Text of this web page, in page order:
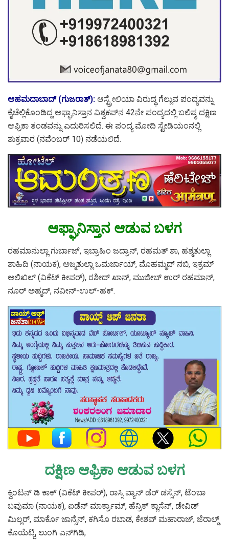
ಅಹಮದಾಬಾದ್ (ಗುಜರಾತ್): ಆಸ್ಟ್ರೇಲಿಯಾ ವಿರುದ್ಧ ಗೆಲ್ಲುವ ಪಂದ್ಯವನ್ನು
ಕೈಚೆಲ್ಲಿಕೊಂಡಿದ್ದ ಅಫ್ಘಾನಿಸ್ತಾನ ವಿಶ್ವಕಪ್‌ನ 42ನೇ ಪಂದ್ಯದಲ್ಲಿ ಬಲಿಷ್ಠ ದಕ್ಷಿಣ
ಆಫ್ರಿಕಾ ತಂಡವನ್ನು ಎದುರಿಸಲಿದೆ. ಈ ಪಂದ್ಯ ಮೋದಿ ಸ್ಟೇಡಿಯಂನಲ್ಲಿ
ಶುಕ್ರವಾರ (ನವೆಂಬರ್ 10) ನಡೆಯಲಿದೆ.
ಆಫ್ಘಾನಿಸ್ತಾನ ಆಡುವ ಬಳಗ
ರಹಮಾನುಲ್ಲಾ ಗುರ್ಬಾಜ್, ಇಬ್ರಾಹಿಂ ಜದ್ರಾನ್, ರಹಮತ್ ಶಾ, ಹಶ್ಮತುಲ್ಲಾ
ಶಾಹಿದಿ (ನಾಯಕ), ಅಜ್ಮತುಲ್ಲಾ ಒಮರ್ಜಾಯ್, ಮೊಹಮ್ಮದ್ ನಬಿ, ಇಕ್ರಮ್
ಅಲಿಖಿಲ್ (ವಿಕೆಟ್ ಕೀಪರ್), ರಶೀದ್ ಖಾನ್, ಮುಜೀಬ್ ಉರ್ ರಹಮಾನ್,
ನೂರ್ ಅಹ್ಮದ್, ನವೀನ್-ಉಲ್-ಹಕ್.
ದಕ್ಷಿಣ ಆಫ್ರಿಕಾ ಆಡುವ ಬಳಗ
ಕ್ವಿಂಟನ್ ಡಿ ಕಾಕ್ (ವಿಕೆಟ್ ಕೀಪರ್), ರಾಸ್ಸಿ ವ್ಯಾನ್ ಡೆರ್ ಡಸ್ಸೆನ್, ಟೆಂಬಾ
ಬವುಮಾ (ನಾಯಕ), ಐಡೆನ್ ಮಾರ್ಕ್ರಾಮ್, ಹೆನ್ರಿಕ್ ಕ್ಲಾಸೆನ್, ಡೇವಿಡ್
ಮಿಲ್ಲರ್, ಮಾರ್ಕೊ ಜಾನ್ಸೆನ್, ಕಗಿಸೊ ರಬಾಡ, ಕೇಶವ್ ಮಹಾರಾಜ್, ಜೆರಾಲ್ಡ್
ಕೊಯೆಟ್ಜಿ, ಲುಂಗಿ ಎನ್‌ಗಿಡಿ,